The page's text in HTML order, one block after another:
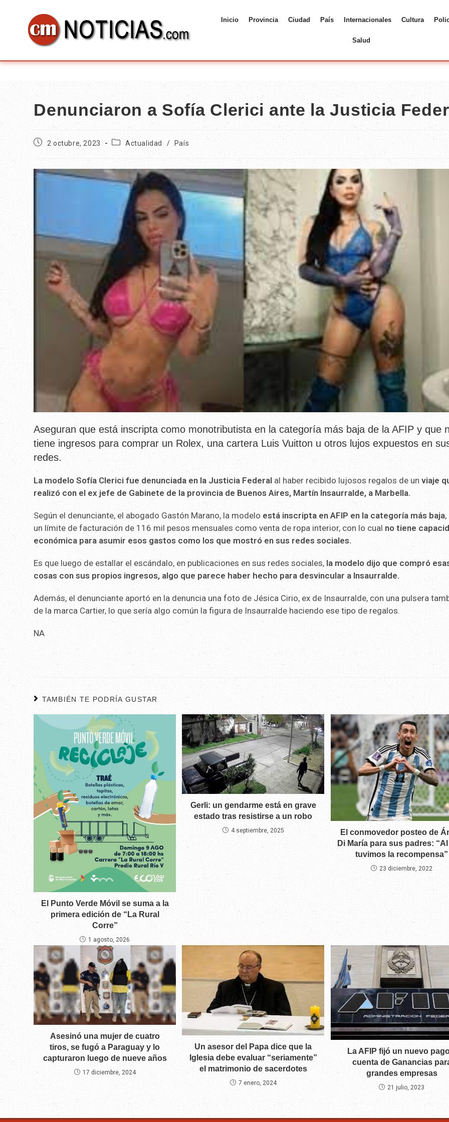
Inicio Provincia Ciudad País Internacionales Cultura
Salud
Denunciaron a Sofía Clerici ante la Justicia
2 octubre, 2023 Actualidad / País
Aseguran que está inscripta como monotributista en la categoría más baja de la AFIP y que
tiene ingresos para comprar un Rolex, una cartera Luis Vuitton u otros lujos expuestos en
redes.
La modelo Sofía Clerici fue denunciada en la Justicia Federal al haber recibido lujosos regalos de unviaje
realizó con el ex jefe de Gabinete de la provincia de Buenos Aires, Martín Insaurralde, a Marbella.
Según el denunciante, el abogado Gastón Marano, la modelo está inscripta en AFIP en la categoría más baja
un límite de facturación de 116 mil pesos mensuales como venta de ropa interior, con lo cual no tiene
económica para asumir esos gastos como los que mostró en sus redes sociales.
Es que luego de estallar el escándalo, en publicaciones en sus redes sociales, la modelo dijo que compró
cosas con sus propios ingresos, algo que parece haber hecho para desvincular a Insaurralde.
Además, el denunciante aportó en la denuncia una foto de Jésica Cirio, ex de Insaurralde, con una pulsera
de la marca Cartier, lo que sería algo común la figura de Insaurralde haciendo ese tipo de regalos.
NA
TAMBIÉN TE PODRÍA GUSTAR
El Punto Verde Móvil se suma a la
primera edición de “La Rural
Corre”
1 agosto, 2026
Gerli: un gendarme está en grave
estado tras resistirse a un robo
4 septiembre, 2025
El conmovedor posteo de
Di María para sus padres:
tuvimos la recompensa”
23 diciembre, 2022
Asesinó una mujer de cuatro
tiros, se fugó a Paraguay y lo
capturaron luego de nueve años
17 diciembre, 2024
Un asesor del Papa dice que la
Iglesia debe evaluar “seriamente”
el matrimonio de sacerdotes
7 enero, 2024
La AFIP fijó un nuevo
cuenta de Ganancias
grandes empresas
21 julio, 2023